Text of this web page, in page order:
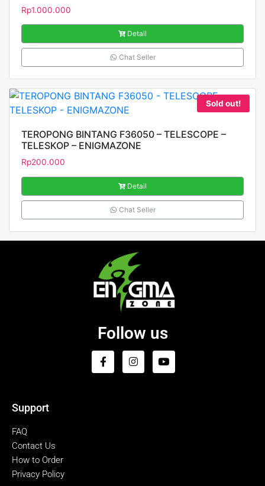
Rp1.000.000
Detail
Chat Seller
Sold out!
TEROPONG BINTANG F36050 – TELESCOPE –
TELESKOP – ENIGMAZONE
Rp200.000
Detail
Chat Seller
Follow us
Support
FAQ
Contact Us
How to Order
Privacy Policy